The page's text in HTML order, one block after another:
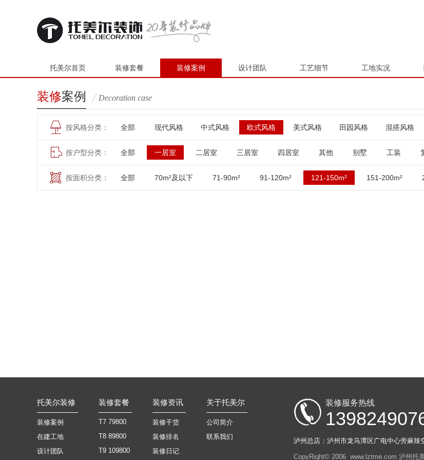
托美尔首页 装修套餐 装修案例 设计团队 工艺细节 工地实况
装修案例 Decoration case
按风格分类： 全部 现代风格 中式风格 欧式风格 美式风格 田园风格 混搭风格
按户型分类： 全部 一居室 二居室 三居室 四居室 其他 别墅 工装
按面积分类： 全部 70m²及以下 71-90m² 91-120m² 121-150m² 151-200m²
托美尔装修
装修案例
在建工地
设计团队
装修套餐
T7 79800
T8 89800
T9 109800
装修资讯
装修干货
装修排名
装修日记
关于托美尔
公司简介
联系我们
装修服务热线
泸州总店：泸州市龙马潭区广电中心旁麻辣
CopyRight© 2006 www.lztme.com 泸州托